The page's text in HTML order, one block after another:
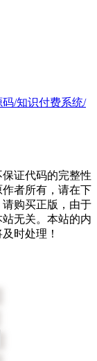
/知识付费系统/
证代码的完整性
者所有，请在下
购买正版，由于
无关。本站的内
时处理！